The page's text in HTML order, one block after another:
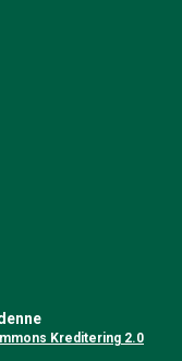
Kreditering 2.0